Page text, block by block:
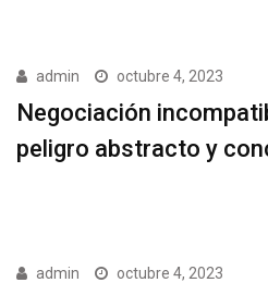
admin octubre 4, 2023
Negociación
peligro abstracto y
admin octubre 4, 2023